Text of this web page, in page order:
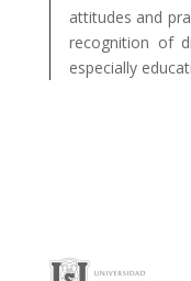
attitudes and
recognition of
especially